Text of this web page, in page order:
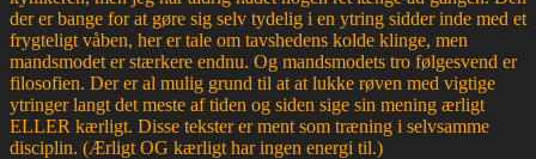
der er bange for at gøre sig selv tydelig i en ytring sidder inde med et
frygteligt våben, her er tale om tavshedens kolde klinge, men
mandsmodet er stærkere endnu. Og mandsmodets tro følgesvend er
filosofien. Der er al mulig grund til at at lukke røven med vigtige
ytringer langt det meste af tiden og siden sige sin mening ærligt
ELLER kærligt. Disse tekster er ment som træning i selvsamme
disciplin. (Ærligt OG kærligt har ingen energi til.)